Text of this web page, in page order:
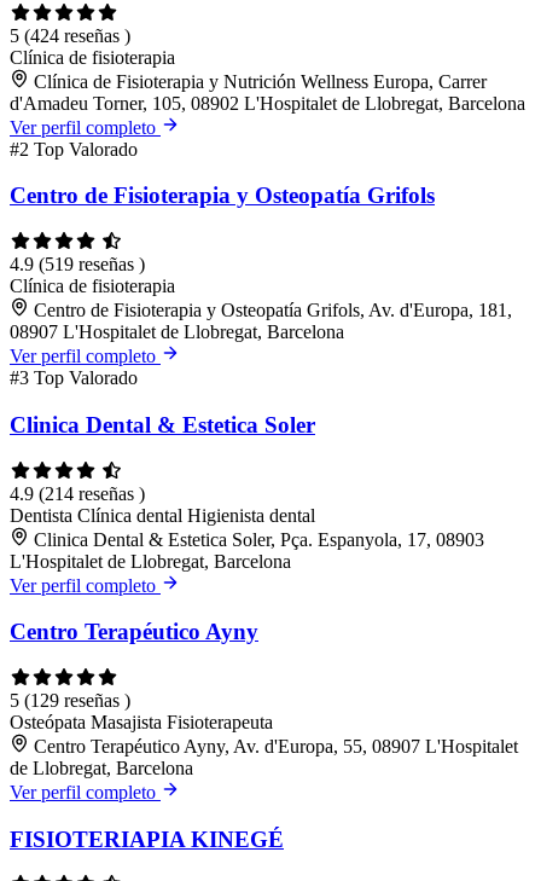
5 (424 reseñas )
Clínica de fisioterapia
Clínica de Fisioterapia y Nutrición Wellness Europa, Carrer
d'Amadeu Torner, 105, 08902 L'Hospitalet de Llobregat, Barcelona
Ver perfil completo
#2 Top Valorado
Centro de Fisioterapia y Osteopatía Grifols
4.9 (519 reseñas )
Clínica de fisioterapia
Centro de Fisioterapia y Osteopatía Grifols, Av. d'Europa, 181,
08907 L'Hospitalet de Llobregat, Barcelona
Ver perfil completo
#3 Top Valorado
Clinica Dental & Estetica Soler
4.9 (214 reseñas )
Dentista Clínica dental Higienista dental
Clinica Dental & Estetica Soler, Pça. Espanyola, 17, 08903
L'Hospitalet de Llobregat, Barcelona
Ver perfil completo
Centro Terapéutico Ayny
5 (129 reseñas )
Osteópata Masajista Fisioterapeuta
Centro Terapéutico Ayny, Av. d'Europa, 55, 08907 L'Hospitalet
de Llobregat, Barcelona
Ver perfil completo
FISIOTERIAPIA KINEGÉ